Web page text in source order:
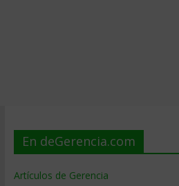
En deGerencia.com
Artículos de Gerencia